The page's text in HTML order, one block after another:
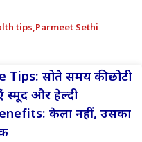
tips,Parmeet Sethi
सोते समय की छोटी
स्मूद और हेल्दी
केला नहीं, उसका